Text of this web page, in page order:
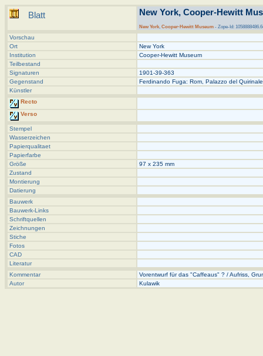
Blatt New York, Cooper-Hewitt
New York, Cooper-Hewitt Museum - Zope-Id:
Vorschau
Ort
New York
Institution
Cooper-Hewitt Museum
Teilbestand
Signaturen
1901-39-363
Gegenstand
Ferdinando Fuga: Rom, Palazzo del
Künstler
Recto
Verso
Stempel
Wasserzeichen
Papierqualitaet
Papierfarbe
Größe
97 x 235 mm
Zustand
Montierung
Datierung
Bauwerk
Bauwerk-Links
Schriftquellen
Zeichnungen
Stiche
Fotos
CAD
Literatur
Kommentar
Vorentwurf für das "Caffeaus" ? / Aufriss,
Autor
Kulawik